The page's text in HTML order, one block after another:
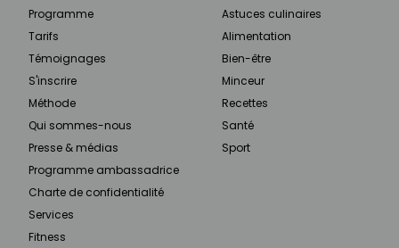
Programme
Tarifs
Témoignages
S'inscrire
Méthode
Qui sommes-nous
Presse & médias
Programme ambassadrice
Charte de confidentialité
Services
Fitness
Astuces culinaires
Alimentation
Bien-être
Minceur
Recettes
Santé
Sport